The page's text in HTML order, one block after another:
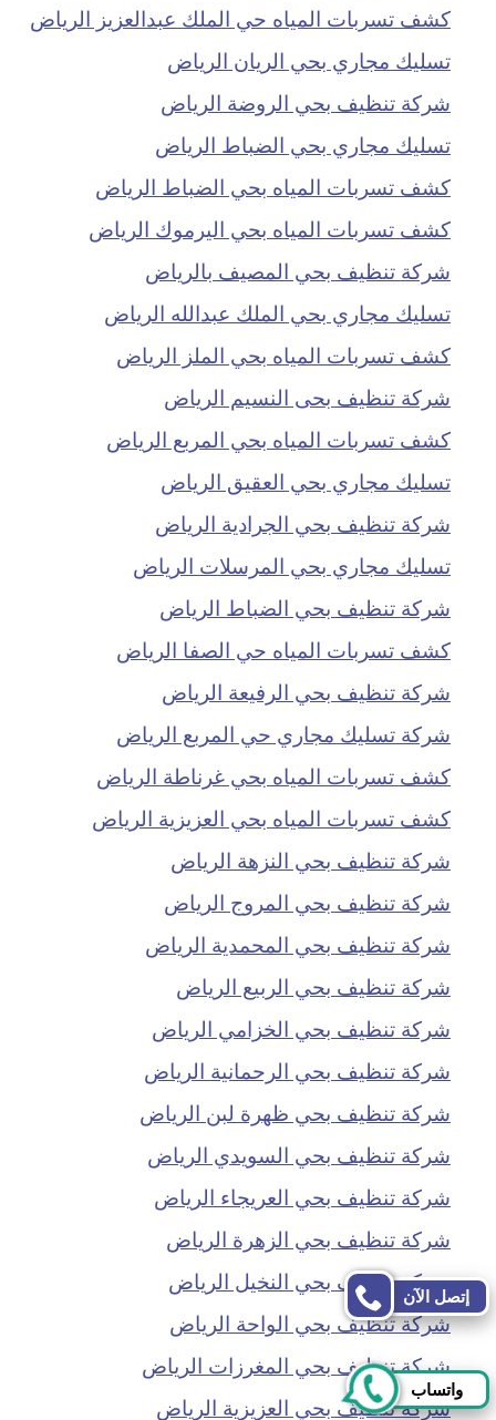
كشف تسربات المياه حي الملك عبدالعزيز الرياض
تسليك مجاري بحي الريان الرياض
شركة تنظيف بحي الروضة الرياض
تسليك مجاري بحي الضباط الرياض
كشف تسربات المياه بحي الضباط الرياض
كشف تسربات المياه بحي اليرموك الرياض
شركة تنظيف بحي المصيف بالرياض
تسليك مجاري بحي الملك عبدالله الرياض
كشف تسربات المياه بحي الملز الرياض
شركة تنظيف بحى النسيم الرياض
كشف تسربات المياه بحي المربع الرياض
تسليك مجاري بحي العقيق الرياض
شركة تنظيف بحي الجرادية الرياض
تسليك مجاري بحي المرسلات الرياض
شركة تنظيف بحي الضباط الرياض
كشف تسربات المياه حي الصفا الرياض
شركة تنظيف بحي الرفيعة الرياض
شركة تسليك مجاري حي المربع الرياض
كشف تسربات المياه بحي غرناطة الرياض
كشف تسربات المياه بحي العزيزية الرياض
شركة تنظيف بحي النزهة الرياض
شركة تنظيف بحي المروج الرياض
شركة تنظيف بحي المحمدية الرياض
شركة تنظيف بحي الربيع الرياض
شركة تنظيف بحي الخزامي الرياض
شركة تنظيف بحي الرحمانية الرياض
شركة تنظيف بحي ظهرة لبن الرياض
شركة تنظيف بحي السويدي الرياض
شركة تنظيف بحي العريجاء الرياض
شركة تنظيف بحي الزهرة الرياض
شركة تنظيف بحي النخيل الرياض
شركة تنظيف بحي الواحة الرياض
شركة تنظيف بحي المغرزات الرياض
شركة تنظيف بحي العزيزية الرياض
إتصل الآن
واتساب